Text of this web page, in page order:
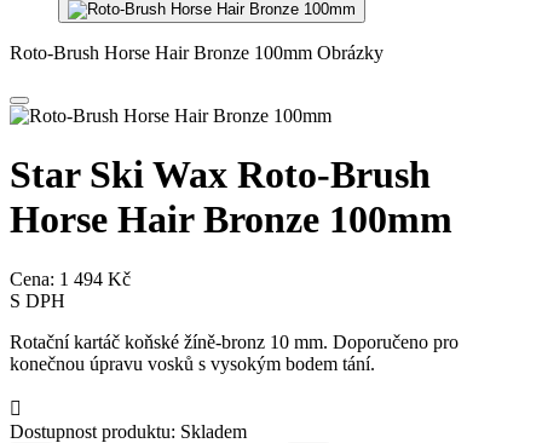
Roto-Brush Horse Hair Bronze 100mm Obrázky
Star Ski Wax Roto-Brush
Horse Hair Bronze 100mm
Cena: 1 494 Kč
S DPH
Rotační kartáč koňské žíně-bronz 10 mm. Doporučeno pro
konečnou úpravu vosků s vysokým bodem tání.

Dostupnost produktu: Skladem